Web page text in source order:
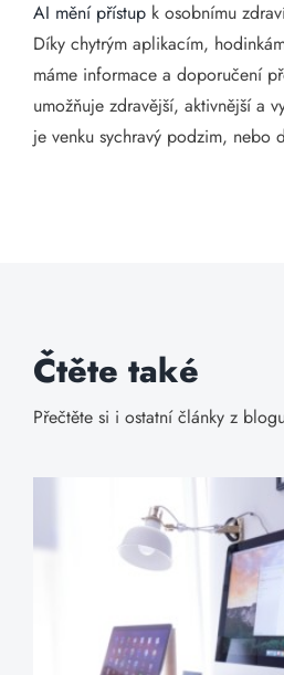
AI mění přístup k osobnímu
Díky chytrým aplikacím,
máme informace a doporučení
umožňuje zdravější, aktivnější a
je venku sychravý podzim, nebo
Čtěte také
Přečtěte si i ostatní články z